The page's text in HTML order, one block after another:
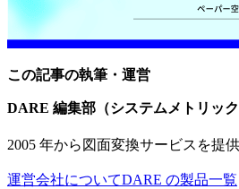
この記事の執筆・運営
DARE 編集部（システムメトリック
2005 年から図面変換サービスを提
運営会社についてDARE の製品一覧